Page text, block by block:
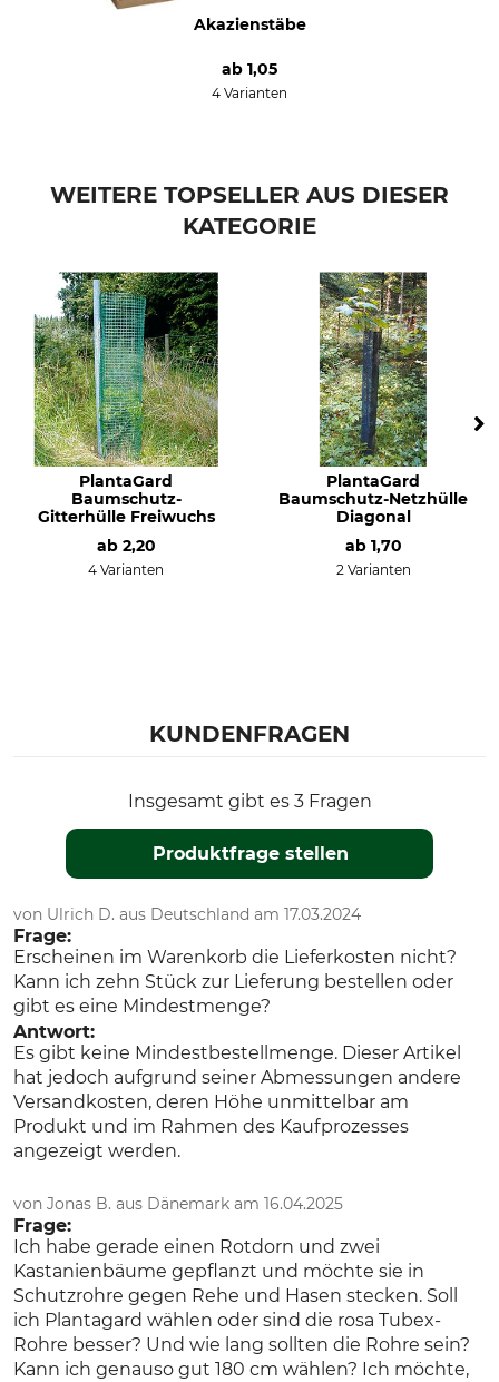
Akazienstäbe
ab 1,05
4 Varianten
WEITERE TOPSELLER AUS DIESER
KATEGORIE
PlantaGard
Baumschutz-
Gitterhülle Freiwuchs
ab 2,20
4 Varianten
PlantaGard
Baumschutz-Netzhülle
Diagonal
ab 1,70
2 Varianten
KUNDENFRAGEN
Insgesamt gibt es 3 Fragen
Produktfrage stellen
von Ulrich D. aus Deutschland am 17.03.2024
Frage:
Erscheinen im Warenkorb die Lieferkosten nicht?
Kann ich zehn Stück zur Lieferung bestellen oder
gibt es eine Mindestmenge?
Antwort:
Es gibt keine Mindestbestellmenge. Dieser Artikel
hat jedoch aufgrund seiner Abmessungen andere
Versandkosten, deren Höhe unmittelbar am
Produkt und im Rahmen des Kaufprozesses
angezeigt werden.
von Jonas B. aus Dänemark am 16.04.2025
Frage:
Ich habe gerade einen Rotdorn und zwei
Kastanienbäume gepflanzt und möchte sie in
Schutzrohre gegen Rehe und Hasen stecken. Soll
ich Plantagard wählen oder sind die rosa Tubex-
Rohre besser? Und wie lang sollten die Rohre sein?
Kann ich genauso gut 180 cm wählen? Ich möchte,